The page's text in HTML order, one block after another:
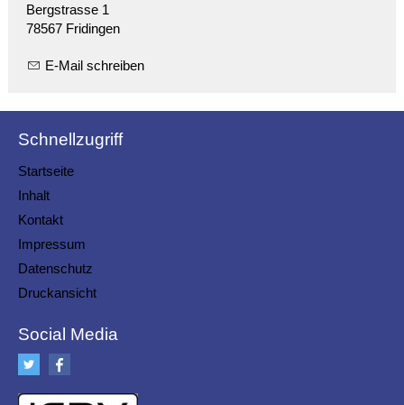
Bergstrasse 1
78567 Fridingen
E-Mail schreiben
Schnellzugriff
Startseite
Inhalt
Kontakt
Impressum
Datenschutz
Druckansicht
Social Media